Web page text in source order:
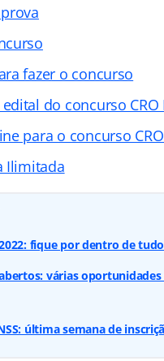
fazer o concurso
do concurso CRO
para o concurso
Ilimitada
fique por dentro de
várias
última semana de